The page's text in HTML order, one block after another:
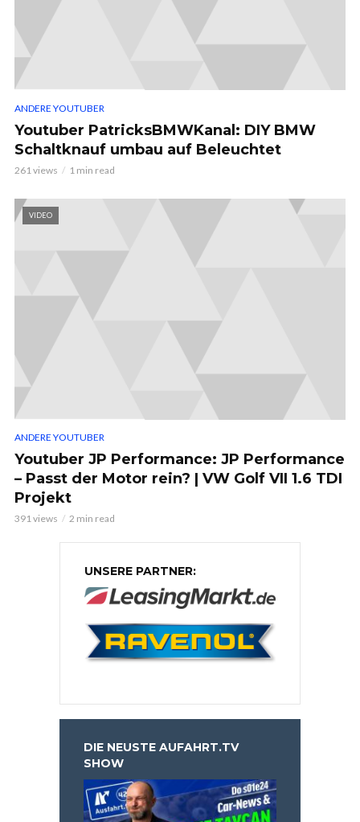
ANDERE YOUTUBER
Youtuber PatricksBMWKanal: DIY BMW
Schaltknauf umbau auf Beleuchtet
261 views 1 min read
VIDEO
ANDERE YOUTUBER
Youtuber JP Performance: JP Performance
– Passt der Motor rein? | VW Golf VII 1.6 TDI
Projekt
391 views 2 min read
UNSERE PARTNER:
DIE NEUSTE AUFAHRT.TV
SHOW